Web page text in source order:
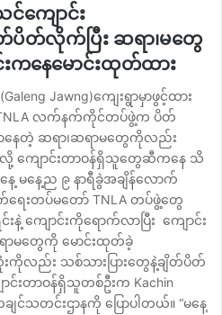
ကျောင်း
ပိတ်လိုက်ပြီး ဆရာ၊မတွေ
ကနေမောင်းထုတ်ထား
Jawng)ကျေးရွာမှာဖွင့်ထား
လက်နက်ကိုင်တပ်ဖွဲ့က ပိတ်
မှာနေတဲ့ ဆရာ၊ဆရာမတွေကိုလည်း
ကျောင်းတာဝန်ရှိသူတွေဆီကနေ သိ
ေ့ မနေ့ည ၉ နာရီခွဲအချိန်လောက်
ရေးတပ်မတော် TNLA တပ်ဖွဲ့တွေ
ကျောင်းကိုရောက်လာပြီး ကျောင်း
ာမတွေကို မောင်းထုတ်ခဲ့
ကိုလည်း သစ်သားပြားတွေနဲ့ချိတ်ပိတ်
တာဝန်ရှိသူတစ်ဦးက Kachin
ချင်သတင်းဌာနကို ပြောပါတယ်။ “မနေ့